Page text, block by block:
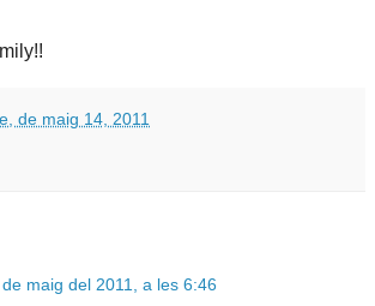
de maig 14, 2011
maig del 2011, a les 6:46